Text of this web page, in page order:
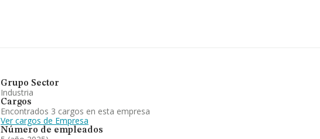
Grupo Sector
Industria
Cargos
Encontrados 3 cargos en esta empresa
Ver cargos de Empresa
Número de empleados